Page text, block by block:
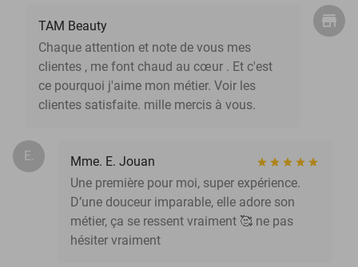
TAM Beauty
Chaque attention et note de vous mes
clientes , me font chaud au cœur . Et c'est
ce pourquoi j'aime mon métier. Voir les
clientes satisfaite. mille mercis à vous.
E.
Mme. E. Jouan
Une première pour moi, super expérience.
D’une douceur imparable, elle adore son
métier, ça se ressent vraiment 🥰 ne pas
hésiter vraiment